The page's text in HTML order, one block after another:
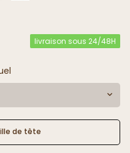
livraison sous 24/48H
de tête